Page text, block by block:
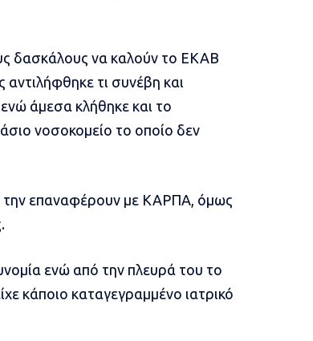
δασκάλους να καλούν το ΕΚΑΒ
αντιλήφθηκε τι συνέβη και
άμεσα κλήθηκε και το
νοσοκομείο το οποίο δεν
την επαναφέρουν με ΚΑΡΠΑ, όμως
ενώ από την πλευρά του το
κάποιο καταγεγραμμένο ιατρικό